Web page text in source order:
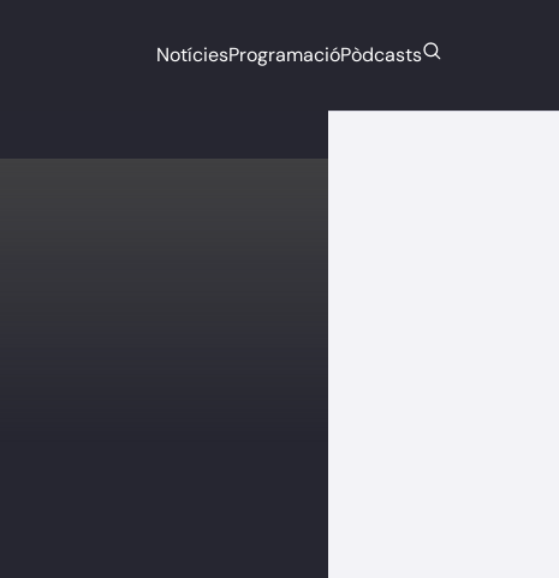
NotíciesProgramacióPòdcasts